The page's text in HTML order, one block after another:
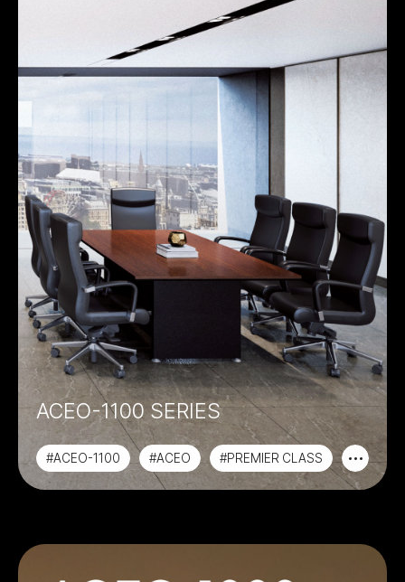
ACEO-1100 SERIES
#ACEO-1100 #ACEO
#PREMIER CLASS
#사무용가구